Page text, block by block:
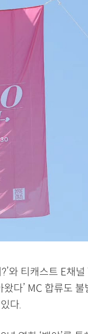
와 티캐스트 E채널
다’ MC 합류도 불
다.